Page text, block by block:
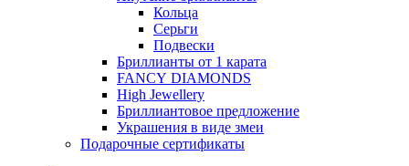
Кольца
Серьги
Подвески
Бриллианты от 1 карата
FANCY DIAMONDS
High Jewellery
Бриллиантовое предложение
Украшения в виде змеи
Подарочные сертификаты